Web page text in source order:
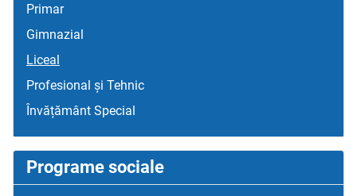
Primar
Gimnazial
Liceal
Profesional și Tehnic
Învățământ Special
Programe sociale